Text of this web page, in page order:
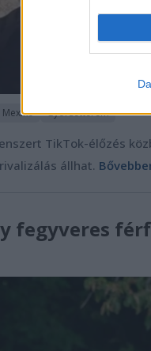
Mexikó Gyorsétterem
TikTok-élőzés
állhat.
fegyveres